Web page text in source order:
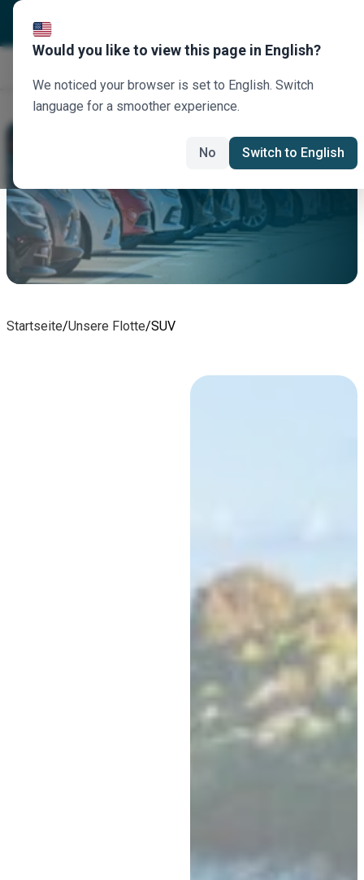
SUV
Startseite/Unsere Flotte/SUV
Would you like to view this page in English?
We noticed your browser is set to English. Switch
language for a smoother experience.
No Switch to English